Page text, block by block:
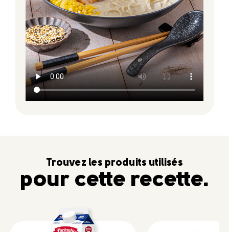
Trouvez les produits utilisés
pour cette recette.